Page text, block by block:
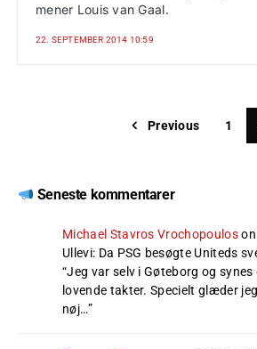
mener Louis van Gaal.
22. SEPTEMBER 2014 10:59
Previous 1
Seneste kommentarer
Michael Stavros Vrochopouloson
Ullevi: Da PSG besøgte Uniteds
“Jeg var selv i Gøteborg og synes
lovende takter. Specielt glæder
nøj…”